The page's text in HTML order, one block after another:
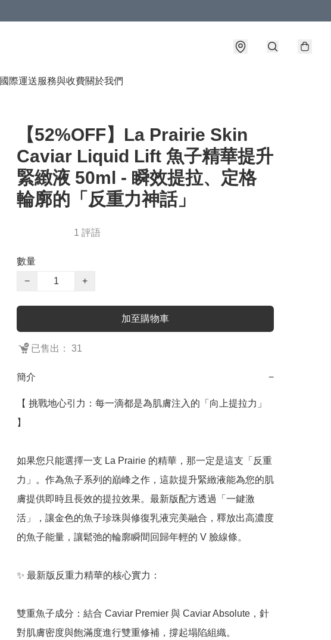
國際運送服務與收費關於我們
【52%OFF】La Prairie Skin
Caviar Liquid Lift 魚子精華提升
緊緻液 50ml - 瞬效提拉、定格
輪廓的「反重力神話」
1 評語
數量
−
+
加至購物車
已售出： 31
簡介 −
【 挑戰地心引力：每一滴都是為肌膚注入的「向上提拉力」
】
如果您只能選擇一支 La Prairie 的精華，那一定是這支「反重
力」。作為魚子系列的巔峰之作，這款提升緊緻液能為您的肌
膚提供即時且長效的提拉效果。最新版配方透過「一鍵激
活」，讓金色的魚子珍珠與修復乳液完美融合，釋放出高濃度
的魚子能量，讓鬆弛的輪廓瞬間回歸年輕的 V 臉線條。
✨ 最新版反重力精華的核心實力：
雙重魚子成分：結合 Caviar Premier 與 Caviar Absolute，針
對肌膚密度與飽滿度進行雙重修補，撐起塌陷組織。